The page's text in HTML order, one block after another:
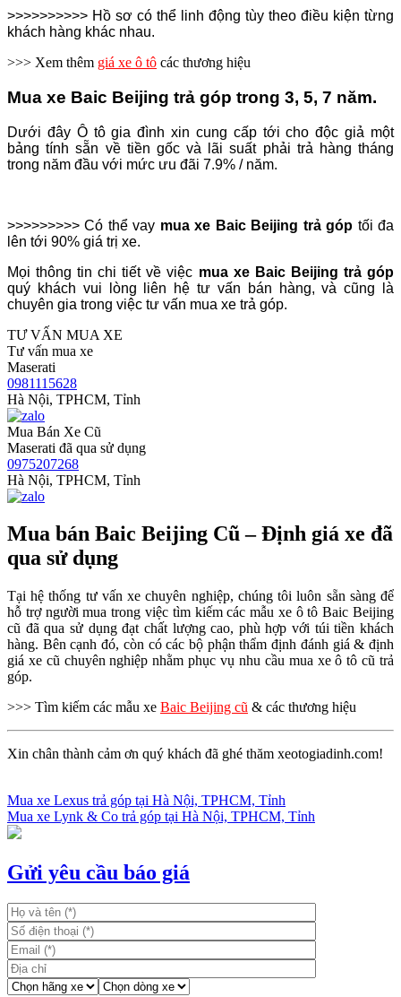
>>>>>>>>>> Hồ sơ có thể linh động tùy theo điều kiện từng
khách hàng khác nhau.
>>> Xem thêm giá xe ô tô các thương hiệu
Mua xe Baic Beijing trả góp trong 3, 5, 7 năm.
Dưới đây Ô tô gia đình xin cung cấp tới cho độc giả một
bảng tính sẵn về tiền gốc và lãi suất phải trả hàng tháng
trong năm đầu với mức ưu đãi 7.9% / năm.
>>>>>>>>> Có thể vay mua xe Baic Beijing trả góp tối đa
lên tới 90% giá trị xe.
Mọi thông tin chi tiết về việc mua xe Baic Beijing trả góp
quý khách vui lòng liên hệ tư vấn bán hàng, và cũng là
chuyên gia trong việc tư vấn mua xe trả góp.
TƯ VẤN MUA XE
Tư vấn mua xe
Maserati
0981115628
Hà Nội, TPHCM, Tỉnh
Mua Bán Xe Cũ
Maserati đã qua sử dụng
0975207268
Hà Nội, TPHCM, Tỉnh
Mua bán Baic Beijing Cũ – Định giá xe đã
qua sử dụng
Tại hệ thống tư vấn xe chuyên nghiệp, chúng tôi luôn sẵn sàng để
hỗ trợ người mua trong việc tìm kiếm các mẫu xe ô tô Baic Beijing
cũ đã qua sử dụng đạt chất lượng cao, phù hợp với túi tiền khách
hàng. Bên cạnh đó, còn có các bộ phận thẩm định đánh giá & định
giá xe cũ chuyên nghiệp nhằm phục vụ nhu cầu mua xe ô tô cũ trả
góp.
>>> Tìm kiếm các mẫu xe Baic Beijing cũ & các thương hiệu
Xin chân thành cảm ơn quý khách đã ghé thăm xeotogiadinh.com!
Điều
hướng
bài
Mua xe Lexus trả góp tại Hà Nội, TPHCM, Tỉnh
Mua xe Lynk & Co trả góp tại Hà Nội, TPHCM, Tỉnh
Gửi yêu cầu báo giá